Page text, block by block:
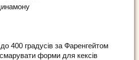
до 400 градусів за Фаренгейтом
форми для кексів